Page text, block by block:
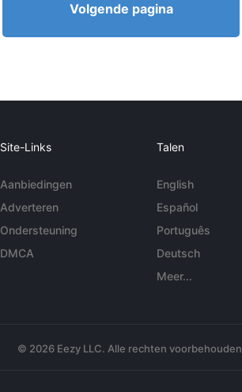
Volgende pagina
Site-Links
Aanbiedingen
Adverteren
Ondersteuning
DMCA
Talen
English
Español
Português
Deutsch
Meer...
© 2026 Eezy LLC. Alle rechten voorbehouden